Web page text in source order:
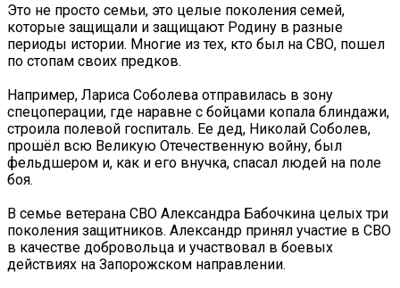
Это не просто семьи, это целые поколения семей,
которые защищали и защищают Родину в разные
периоды истории. Многие из тех, кто был на СВО, пошел
по стопам своих предков.
Например, Лариса Соболева отправилась в зону
спецоперации, где наравне с бойцами копала блиндажи,
строила полевой госпиталь. Ее дед, Николай Соболев,
прошёл всю Великую Отечественную войну, был
фельдшером и, как и его внучка, спасал людей на поле
боя.
В семье ветерана СВО Александра Бабочкина целых три
поколения защитников. Александр принял участие в СВО
в качестве добровольца и участвовал в боевых
действиях на Запорожском направлении.